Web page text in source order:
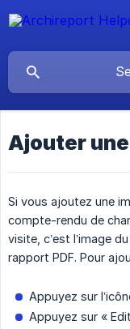
Ajouter
Si vous ajoutez une
compte-rendu de
visite, c’est l’image
rapport PDF. Pour
Appuyez sur
Appuyez sur «